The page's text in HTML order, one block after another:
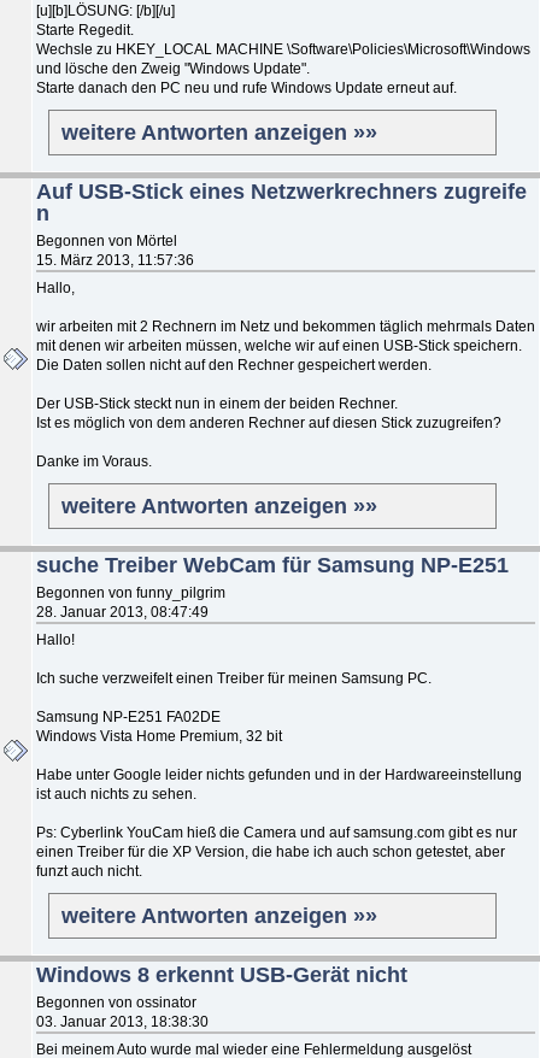
[u][b]LÖSUNG: [/b][/u]
Starte Regedit.
Wechsle zu HKEY_LOCAL MACHINE \Software\Policies\Microsoft\Windows
und lösche den Zweig "Windows Update".
Starte danach den PC neu und rufe Windows Update erneut auf.
weitere Antworten anzeigen »»
Auf USB-Stick eines Netzwerkrechners zugreife
n
Begonnen von Mörtel
15. März 2013, 11:57:36
Hallo,
wir arbeiten mit 2 Rechnern im Netz und bekommen täglich mehrmals Daten
mit denen wir arbeiten müssen, welche wir auf einen USB-Stick speichern.
Die Daten sollen nicht auf den Rechner gespeichert werden.
Der USB-Stick steckt nun in einem der beiden Rechner.
Ist es möglich von dem anderen Rechner auf diesen Stick zuzugreifen?
Danke im Voraus.
weitere Antworten anzeigen »»
suche Treiber WebCam für Samsung NP-E251
Begonnen von funny_pilgrim
28. Januar 2013, 08:47:49
Hallo!
Ich suche verzweifelt einen Treiber für meinen Samsung PC.
Samsung NP-E251 FA02DE
Windows Vista Home Premium, 32 bit
Habe unter Google leider nichts gefunden und in der Hardwareeinstellung
ist auch nichts zu sehen.
Ps: Cyberlink YouCam hieß die Camera und auf samsung.com gibt es nur
einen Treiber für die XP Version, die habe ich auch schon getestet, aber
funzt auch nicht.
weitere Antworten anzeigen »»
Windows 8 erkennt USB-Gerät nicht
Begonnen von ossinator
03. Januar 2013, 18:38:30
Bei meinem Auto wurde mal wieder eine Fehlermeldung ausgelöst